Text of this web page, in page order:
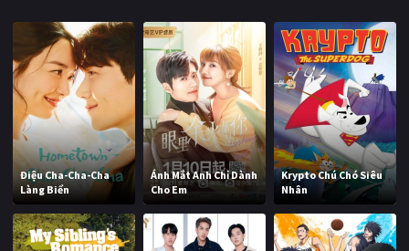
Điệu Cha-Cha-Cha
Làng Biển
Ánh Mắt Anh Chỉ Dành
Cho Em
Krypto Chú Chó Siêu
Nhân